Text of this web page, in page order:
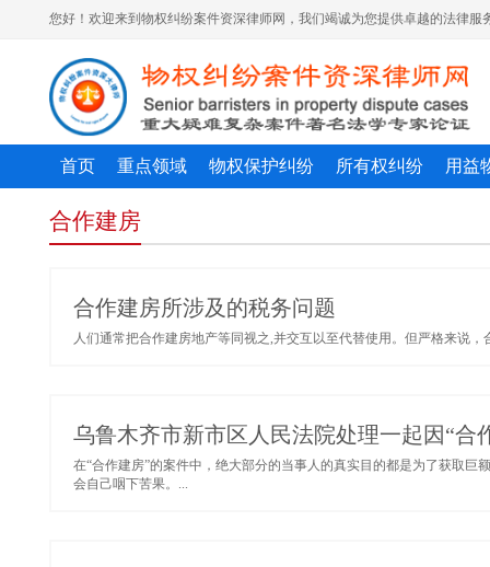
您好！欢迎来到物权纠纷案件资深律师网，我们竭诚为您提供卓越的法律服
首页 重点领域 物权保护纠纷 所有权纠纷 用益
合作建房
合作建房所涉及的税务问题
人们通常把合作建房地产等同视之,并交互以至代替使用。但严格来说
乌鲁木齐市新市区人民法院处理一起因“合
在“合作建房”的案件中，绝大部分的当事人的真实目的都是为了获取
会自己咽下苦果。...